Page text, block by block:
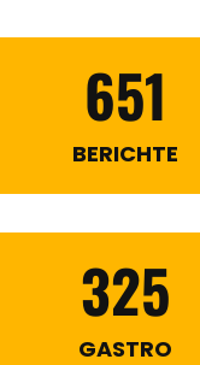
651
BERICHTE
325
GASTRO